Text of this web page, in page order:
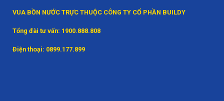
VUA BỒN NƯỚC TRỰC THUỘC CÔNG TY CỔ PHẦN BUILDY
Tổng đài tư vấn: 1900.888.808
Điện thoại: 0899.177.899